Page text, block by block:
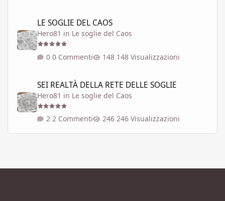
LE SOGLIE DEL CAOS
Hero81 in Le soglie del Caos
0 Commenti 148 Visualizzazioni
SEI REALTÀ DELLA RETE DELLE SOGLIE
Hero81 in Le soglie del Caos
2 Commenti 246 Visualizzazioni